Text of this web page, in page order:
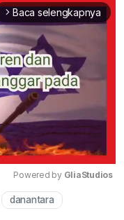
arrow_forward_ios Baca selengkapnya
Powered by GliaStudios
danantara